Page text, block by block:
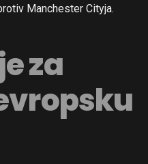
Manchester Cityja.
za